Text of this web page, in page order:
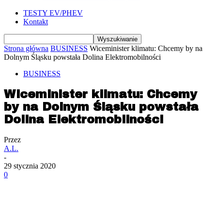
TESTY EV/PHEV
Kontakt
Strona główna BUSINESS Wiceminister klimatu: Chcemy by na
Dolnym Śląsku powstała Dolina Elektromobilności
BUSINESS
Wiceminister klimatu: Chcemy
by na Dolnym Śląsku powstała
Dolina Elektromobilności
Przez
A.L.
-
29 stycznia 2020
0